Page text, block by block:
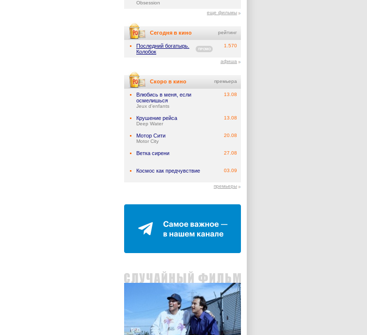
Obsession
еще фильмы
Сегодня в кино рейтинг
Последний богатырь.
Колобок
ПРОМО
1.570
афиша
Скоро в кино премьера
Влюбись в меня, если
осмелишься
Jeux d'enfants
13.08
Крушение рейса
Deep Water
13.08
Мотор Сити
Motor City
20.08
Ветка сирени 27.08
Космос как предчувствие 03.09
премьеры